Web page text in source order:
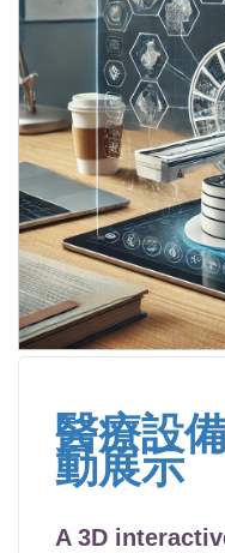
醫療設
動展示
A 3D